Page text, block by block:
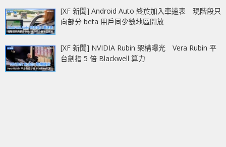
[XF 新聞] Android Auto 終於加入車速表 現階段只
向部分 beta 用戶同少數地區開放
[XF 新聞] NVIDIA Rubin 架構曝光 Vera Rubin 平
台劍指 5 倍 Blackwell 算力